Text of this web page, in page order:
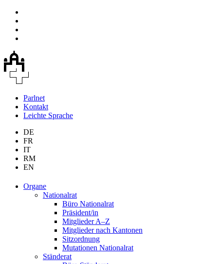
Parlnet
Kontakt
Leichte Sprache
DE
FR
IT
RM
EN
Organe
Nationalrat
Büro Nationalrat
Präsident/in
Mitglieder A–Z
Mitglieder nach Kantonen
Sitzordnung
Mutationen Nationalrat
Ständerat